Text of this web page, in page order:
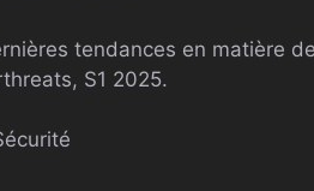
tendances en matière
S1 2025.